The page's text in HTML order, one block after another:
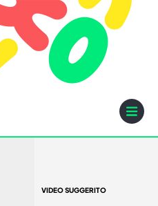
VIDEO SUGGERITO